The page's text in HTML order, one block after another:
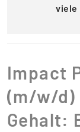
viele
Impact
(m/w/d)
Gehalt: